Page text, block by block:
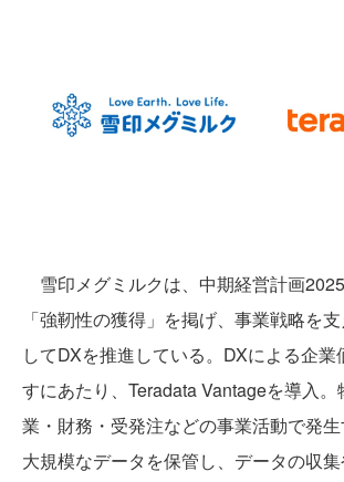
雪印メグミルクは、中期経営計画
「強靭性の獲得」を掲げ、事業戦略を
してDXを推進している。DXによる企業
すにあたり、Teradata Vantageを導入
業・財務・受発注などの事業活動で発
大規模なデータを保管し、データの収